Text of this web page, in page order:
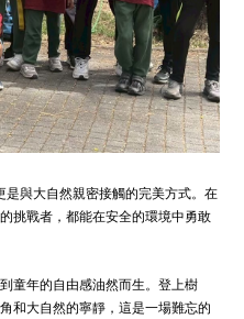
與大自然親密接觸的完美方式。在
挑戰者，都能在安全的環境中勇敢
童年的自由感油然而生。登上樹
和大自然的寧靜，這是一場難忘的